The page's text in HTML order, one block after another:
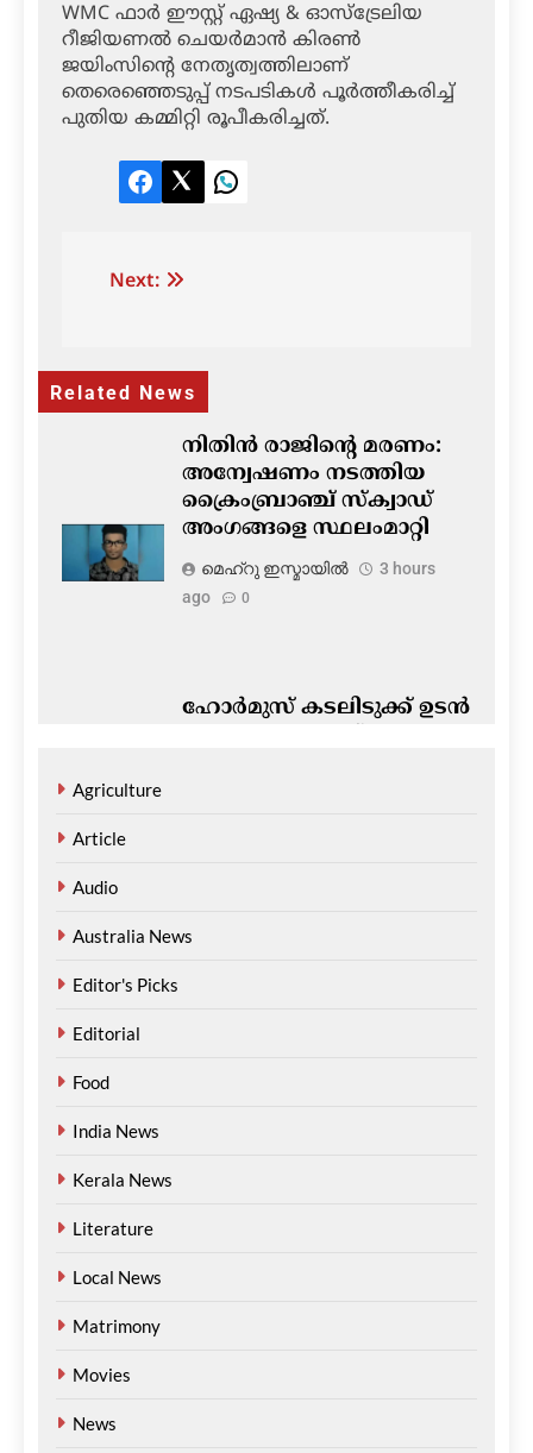
Agriculture
Article
Audio
Australia News
Editor's Picks
Editorial
Food
India News
Kerala News
Literature
Local News
Matrimony
Movies
News
WMC ഫാർ ഈസ്റ്റ് ഏഷ്യ & ഓസ്ട്രേലിയ
റീജിയണൽ ചെയർമാൻ കിരൺ
ജയിംസിന്റെ നേതൃത്വത്തിലാണ്
തെരെഞ്ഞെടുപ്പ് നടപടികൾ പൂർത്തീകരിച്ച്
പുതിയ കമ്മിറ്റി രൂപീകരിച്ചത്.
Facebook
TwitterLinkedIn
Post
Next:
Related News
നിതിൻ രാജിന്റെ മരണം:
അന്വേഷണം നടത്തിയ
ക്രൈംബ്രാഞ്ച് സ്ക്വാഡ്
അംഗങ്ങളെ സ്ഥലംമാറ്റി
മെഹ്റു ഇസ്മായില്‍
3 hours
ago
0
ഹോർമുസ് കടലിടുക്ക് ഉടൻ